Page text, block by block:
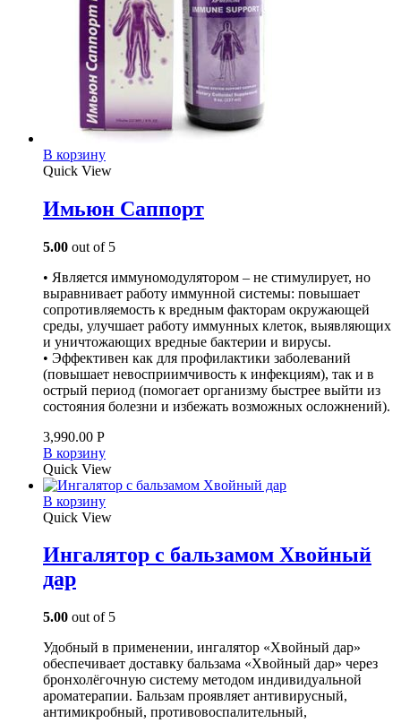
В корзину
Quick View
Имьюн Саппорт
5.00 out of 5
• Является иммуномодулятором – не стимулирует, но
выравнивает работу иммунной системы: повышает
сопротивляемость к вредным факторам окружающей
среды, улучшает работу иммунных клеток, выявляющих
и уничтожающих вредные бактерии и вирусы.
• Эффективен как для профилактики заболеваний
(повышает невосприимчивость к инфекциям), так и в
острый период (помогает организму быстрее выйти из
состояния болезни и избежать возможных осложнений).
3,990.00 Р
В корзину
Quick View
В корзину
Quick View
Ингалятор с бальзамом Хвойный
дар
5.00 out of 5
Удобный в применении, ингалятор «Хвойный дар»
обеспечивает доставку бальзама «Хвойный дар» через
бронхолёгочную систему методом индивидуальной
ароматерапии. Бальзам проявляет антивирусный,
антимикробный, противовоспалительный,